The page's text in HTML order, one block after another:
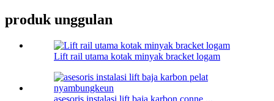
produk unggulan
Lift rail utama kotak minyak bracket logam